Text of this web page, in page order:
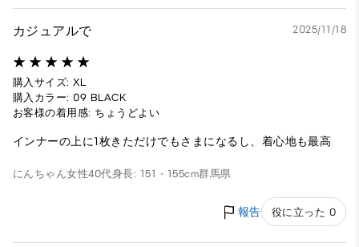
カジュアルで 2025/11/18
購入サイズ: XL
購入カラー: 09 BLACK
お客様の着用感: ちょうどよい
インナーの上に1枚きただけでもさまになるし、着心地も最高
にんちゃん女性40代身長: 151 - 155cm群馬県
報告 役に立った 0